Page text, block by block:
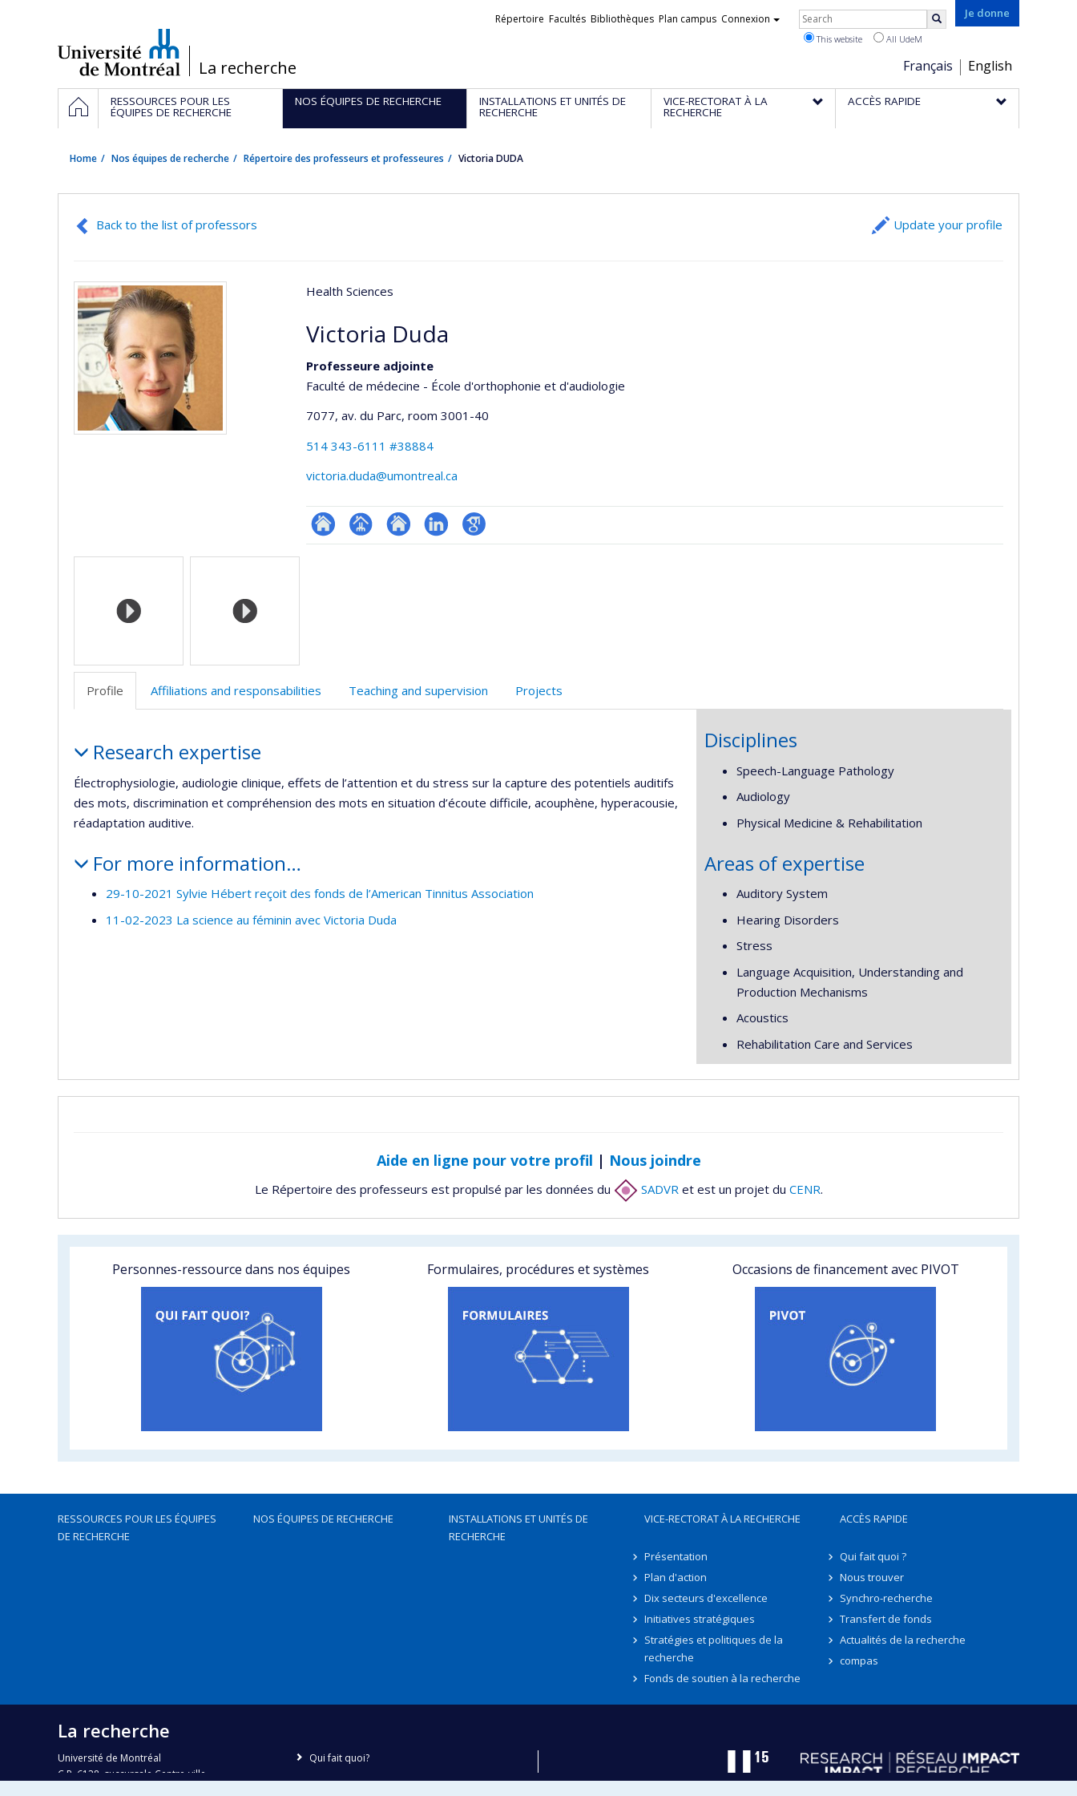
/La recherche
Je donne
Choix
de
la
Français English
Liens
Répertoire Facultés Bibliothèques Plan campus Connexion Rechercher
This website All UdeM
Navigation
principale
HOMERESSOURCES POUR LES
ÉQUIPES DE RECHERCHE
NOS ÉQUIPES DE RECHERCHE INSTALLATIONS ET UNITÉS DE
RECHERCHE
VICE-RECTORAT À LA
RECHERCHE
ACCÈS RAPIDE
Home Nos équipes de recherche Répertoire des professeurs et professeures Victoria DUDA
Back to the list of professors Update your profile
Health Sciences
Victoria Duda
Professeure adjointe
Faculté de médecine - École d'orthophonie et d'audiologie
7077, av. du Parc, room 3001-40
514 343-6111 #38884
victoria.duda@umontreal.ca
ResearchGate
Page Site
LinkedInGoogle
Media
Profile Affiliations and responsabilities Teaching and supervision Projects
Research expertise
Électrophysiologie, audiologie clinique, effets de l’attention et du stress sur la capture des potentiels auditifs
des mots, discrimination et compréhension des mots en situation d’écoute difficile, acouphène, hyperacousie,
réadaptation auditive.
For more information…
29-10-2021 Sylvie Hébert reçoit des fonds de l’American Tinnitus Association
11-02-2023 La science au féminin avec Victoria Duda
Disciplines
Speech-Language Pathology
Audiology
Physical Medicine & Rehabilitation
Areas of expertise
Auditory System
Hearing Disorders
Stress
Language Acquisition, Understanding and
Production Mechanisms
Acoustics
Rehabilitation Care and Services
Aide en ligne pour votre profil | Nous joindre
Le Répertoire des professeurs est propulsé par les données du SADVRet est un projet du CENR.
Personnes-ressource dans nos équipes Formulaires, procédures et systèmes Occasions de financement avec PIVOT
RESSOURCES POUR LES ÉQUIPES
DE RECHERCHE
NOS ÉQUIPES DE RECHERCHE
INSTALLATIONS ET UNITÉS DE
RECHERCHE
VICE-RECTORAT À LA RECHERCHE
Présentation
Plan d'action
Dix secteurs d'excellence
Initiatives stratégiques
Stratégies et politiques de la
recherche
Fonds de soutien à la recherche
ACCÈS RAPIDE
Qui fait quoi ?
Nous trouver
Synchro-recherche
Transfert de fonds
Actualités de la recherche
compas
La recherche
Université de Montréal
C.P. 6128, succursale Centre-ville
Qui fait quoi?
Nous trouver